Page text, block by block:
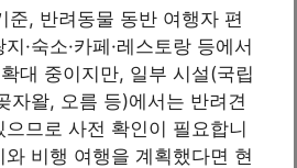
, 반려동물 동반 여행자 편
·숙소·카페·레스토랑 등에서
대 중이지만, 일부 시설(국립
자왈, 오름 등)에서는 반려견
므로 사전 확인이 필요합니
비행 여행을 계획했다면 현